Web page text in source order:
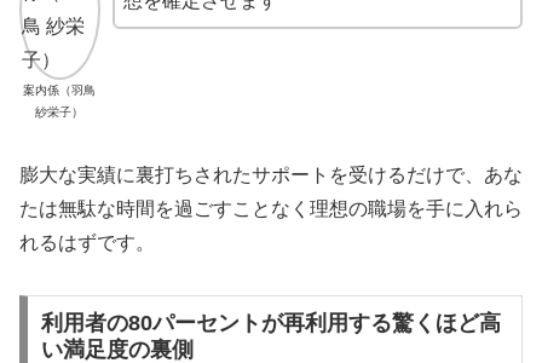
案内係（羽鳥
紗栄子）
膨大な実績に裏打ちされたサポートを受けるだけで、あな
たは無駄な時間を過ごすことなく理想の職場を手に入れら
れるはずです。
利用者の80パーセントが再利用する驚くほど高
い満足度の裏側